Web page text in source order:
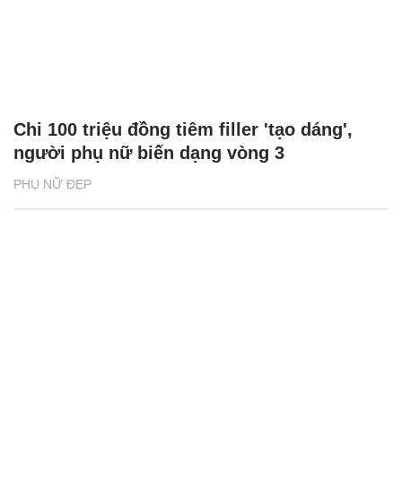
PHỤ NỮ ĐẸP
Chi 100 triệu đồng tiêm filler 'tạo dáng',
người phụ nữ biến dạng vòng 3